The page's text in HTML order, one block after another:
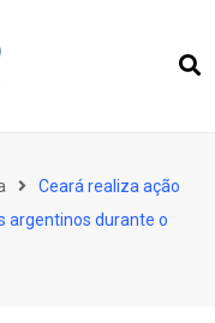
Ceará realiza ação
argentinos durante o